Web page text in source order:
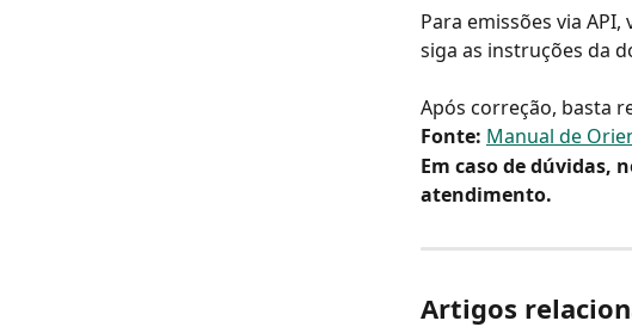
Para emissões via
siga as instruções da
Após correção, basta
Fonte: Manual de
Em caso de dúvidas,
atendimento.
Artigos